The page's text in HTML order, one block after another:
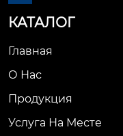
КАТАЛОГ
Главная
О Нас
Продукция
Услуга На Месте